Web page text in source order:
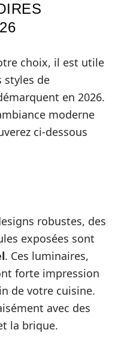
choix, il est utile
styles de
en 2026.
moderne
ci-dessous
robustes, des
exposées sont
. Ces luminaires,
forte impression
de votre cuisine.
avec des
la brique.